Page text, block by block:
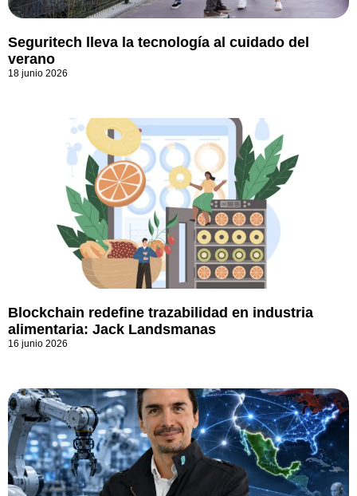
Seguritech lleva la tecnología al cuidado del
verano
18 junio 2026
Blockchain redefine trazabilidad en industria
alimentaria: Jack Landsmanas
16 junio 2026